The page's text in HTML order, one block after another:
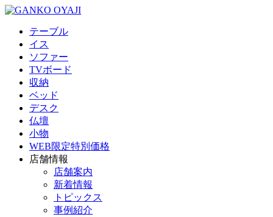
テーブル
イス
ソファー
TVボード
収納
ベッド
デスク
仏壇
小物
WEB限定特別価格
店舗情報
店舗案内
新着情報
トピックス
事例紹介